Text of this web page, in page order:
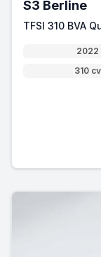
S3 Berline
TFSI 310 BVA
2022
310 cv